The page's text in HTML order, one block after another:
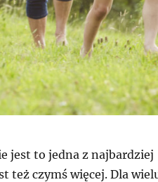
jest to jedna z najbardziej
też czymś więcej. Dla